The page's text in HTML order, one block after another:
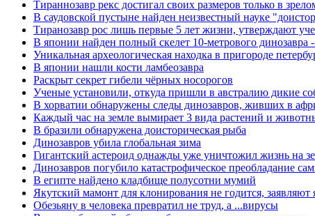
Тираннозавр рекс достигал своих размеров только в
В саудовской пустыне найден неизвестный науке
Тиранозавр рос лишь первые 5 лет жизни, утверждают
В японии найден полный скелет 10-метрового динозавра -
Уникальная археологическая находка в пригороде
В японии нашли кости ламбеозавра
Раскрыт секрет гибели чёрных носорогов
Ученые установили, откуда пришли в австралию дикие
В хорватии обнаружены следы динозавров, живших в
Каждый час на земле вымирает 3 вида растений и
В бразили обнаружена доисторическая рыба
Динозавров убила глобальная зима
Гигантский астероид однажды уже уничтожил жизнь на
Динозавров погубило катастрофическое преобладание
В египте найдено кладбище полусотни мумий
Якутский мамонт для клонирования не годится, заявляют
Обезьяну в человека превратил не труд, а ...вирусы